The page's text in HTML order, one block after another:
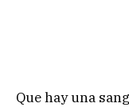
Que hay una